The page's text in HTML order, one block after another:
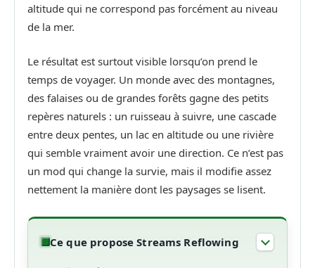
altitude qui ne correspond pas forcément au niveau
de la mer.
Le résultat est surtout visible lorsqu’on prend le
temps de voyager. Un monde avec des montagnes,
des falaises ou de grandes forêts gagne des petits
repères naturels : un ruisseau à suivre, une cascade
entre deux pentes, un lac en altitude ou une rivière
qui semble vraiment avoir une direction. Ce n’est pas
un mod qui change la survie, mais il modifie assez
nettement la manière dont les paysages se lisent.
Ce que propose Streams Reflowing